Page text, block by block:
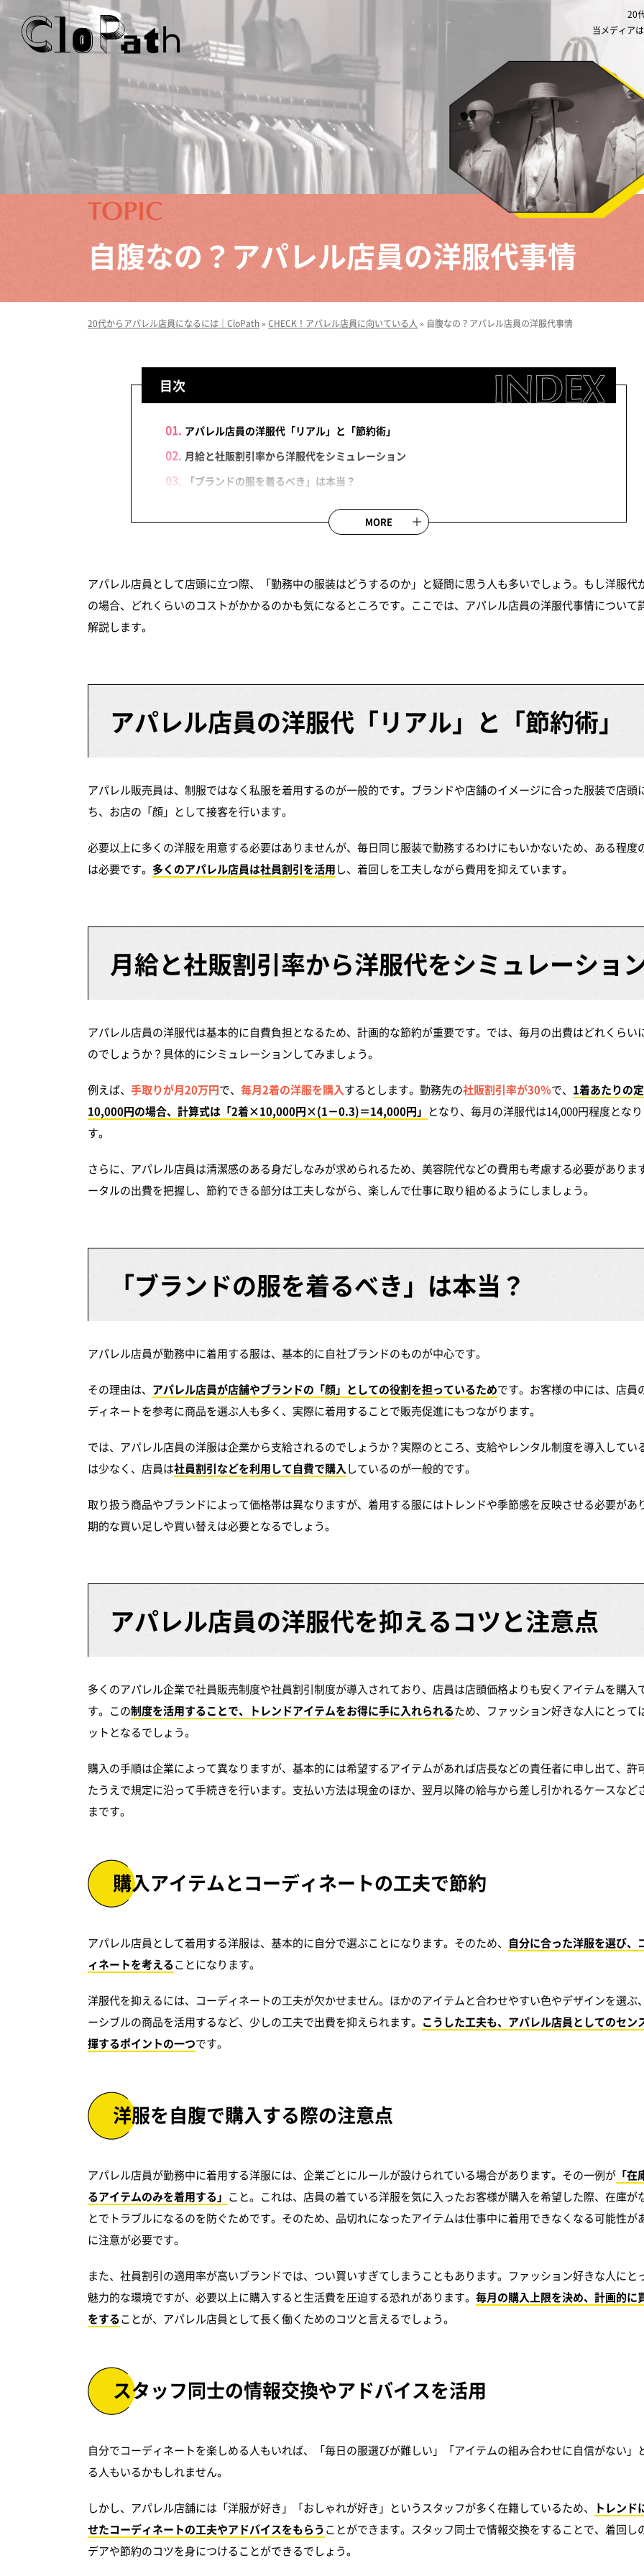
20
当メディア
自腹なの？アパレル店員の洋服代事情
20代からアパレル店員になるには｜CloPath»CHECK！アパレル店員に向いている人 » 自腹なの？アパレル店員の洋服代事情
目次
アパレル店員の洋服代「リアル」と「節約術」
月給と社販割引率から洋服代をシミュレーション
「ブランドの服を着るべき」は本当？
アパレル店員の洋服代を抑えるコツと注意点
購入アイテムとコーディネートの工夫で節約
スタッフ同士の情報交換やアドバイスを活用
MORE
アパレル店員として店頭に立つ際、「勤務中の服装はどうするのか」と疑問に思う人も多いでしょう。もし洋服代
の場合、どれくらいのコストがかかるのかも気になるところです。ここでは、アパレル店員の洋服代事情について
解説します。
アパレル店員の洋服代 「リアル」と「節約術」
アパレル販売員は、制服ではなく私服を着用するのが一般的です。ブランドや店舗のイメージに合った服装で店頭
ち、お店の「顔」として接客を行います。
必要以上に多くの洋服を用意する必要はありませんが、毎日同じ服装で勤務するわけにもいかないため、ある程度
は必要です。 多くのアパレル店員は社員割引を活用し、着回しを工夫しながら費用を抑えています。
月給と社販割引率から洋服代をシミュレーショ
アパレル店員の洋服代は基本的に自費負担となるため、計画的な節約が重要です。では、毎月の出費はどれくらい
のでしょうか？具体的にシミュレーションしてみましょう。
例えば、 手取りが月20万円で、 毎月2着の洋服を購入するとします。勤務先の社販割引率が30％で、 1着あたりの
10,000円の場合、計算式は「2着×10,000円×(1－0.3)＝14,000円」 となり、毎月の洋服代は14,000円程度となり
す。
さらに、アパレル店員は清潔感のある身だしなみが求められるため、美容院代などの費用も考慮する必要がありま
ータルの出費を把握し、節約できる部分は工夫しながら、楽しんで仕事に取り組めるようにしましょう。
「ブランドの服を着るべき」は本当？
アパレル店員が勤務中に着用する服は、基本的に自社ブランドのものが中心です。
その理由は、 アパレル店員が店舗やブランドの「顔」としての役割を担っているためです。お客様の中には、店員
ディネートを参考に商品を選ぶ人も多く、実際に着用することで販売促進にもつながります。
では、アパレル店員の洋服は企業から支給されるのでしょうか？実際のところ、支給やレンタル制度を導入してい
は少なく、店員は社員割引などを利用して自費で購入 しているのが一般的です。
取り扱う商品やブランドによって価格帯は異なりますが、着用する服にはトレンドや季節感を反映させる必要があ
期的な買い足しや買い替えは必要となるでしょう。
アパレル店員の洋服代を抑えるコツと注意点
多くのアパレル企業で社員販売制度や社員割引制度が導入されており、店員は店頭価格よりも安くアイテムを購入
す。この制度を活用することで、トレンドアイテムをお得に手に入れられるため、ファッション好きな人にとって
ットとなるでしょう。
購入の手順は企業によって異なりますが、基本的には希望するアイテムがあれば店長などの責任者に申し出て、許
たうえで規定に沿って手続きを行います。支払い方法は現金のほか、翌月以降の給与から差し引かれるケースなど
まです。
購入アイテムとコーディネートの工夫で節約
アパレル店員として着用する洋服は、基本的に自分で選ぶことになります。そのため、 自分に合った洋服を選び、
ィネートを考えることになります。
洋服代を抑えるには、コーディネートの工夫が欠かせません。ほかのアイテムと合わせやすい色やデザインを選ぶ
ーシブルの商品を活用するなど、少しの工夫で出費を抑えられます。 こうした工夫も、アパレル店員としてのセン
揮するポイントの一つです。
洋服を自腹で購入する際の注意点
アパレル店員が勤務中に着用する洋服には、企業ごとにルールが設けられている場合があります。その一例が 「在
るアイテムのみを着用する」 こと。これは、店員の着ている洋服を気に入ったお客様が購入を希望した際、在庫が
とでトラブルになるのを防ぐためです。そのため、品切れになったアイテムは仕事中に着用できなくなる可能性が
に注意が必要です。
また、社員割引の適用率が高いブランドでは、つい買いすぎてしまうこともあります。ファッション好きな人にと
魅力的な環境ですが、必要以上に購入すると生活費を圧迫する恐れがあります。 毎月の購入上限を決め、計画的に
をすることが、アパレル店員として長く働くためのコツと言えるでしょう。
スタッフ同士の情報交換やアドバイスを活用
自分でコーディネートを楽しめる人もいれば、「毎日の服選びが難しい」「アイテムの組み合わせに自信がない」
る人もいるかもしれません。
しかし、アパレル店舗には「洋服が好き」「おしゃれが好き」というスタッフが多く在籍しているため、
トレンド
せたコーディネートの工夫やアドバイスをもらうことができます。スタッフ同士で情報交換をすることで、着回し
デアや節約のコツを身につけることができるでしょう。